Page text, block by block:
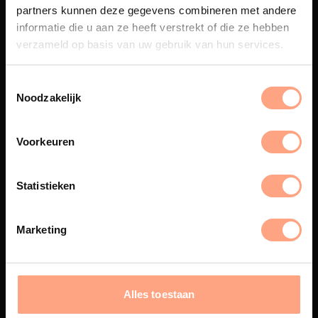
partners kunnen deze gegevens combineren met andere
informatie die u aan ze heeft verstrekt of die ze hebben
verzameld op basis van uw gebruik van hun services.
Noodzakelijk
Voorkeuren
Statistieken
Marketing
Alles toestaan
beleving, waar Nederlands
vakmanschap en design
samenkomen.
Spuiterij